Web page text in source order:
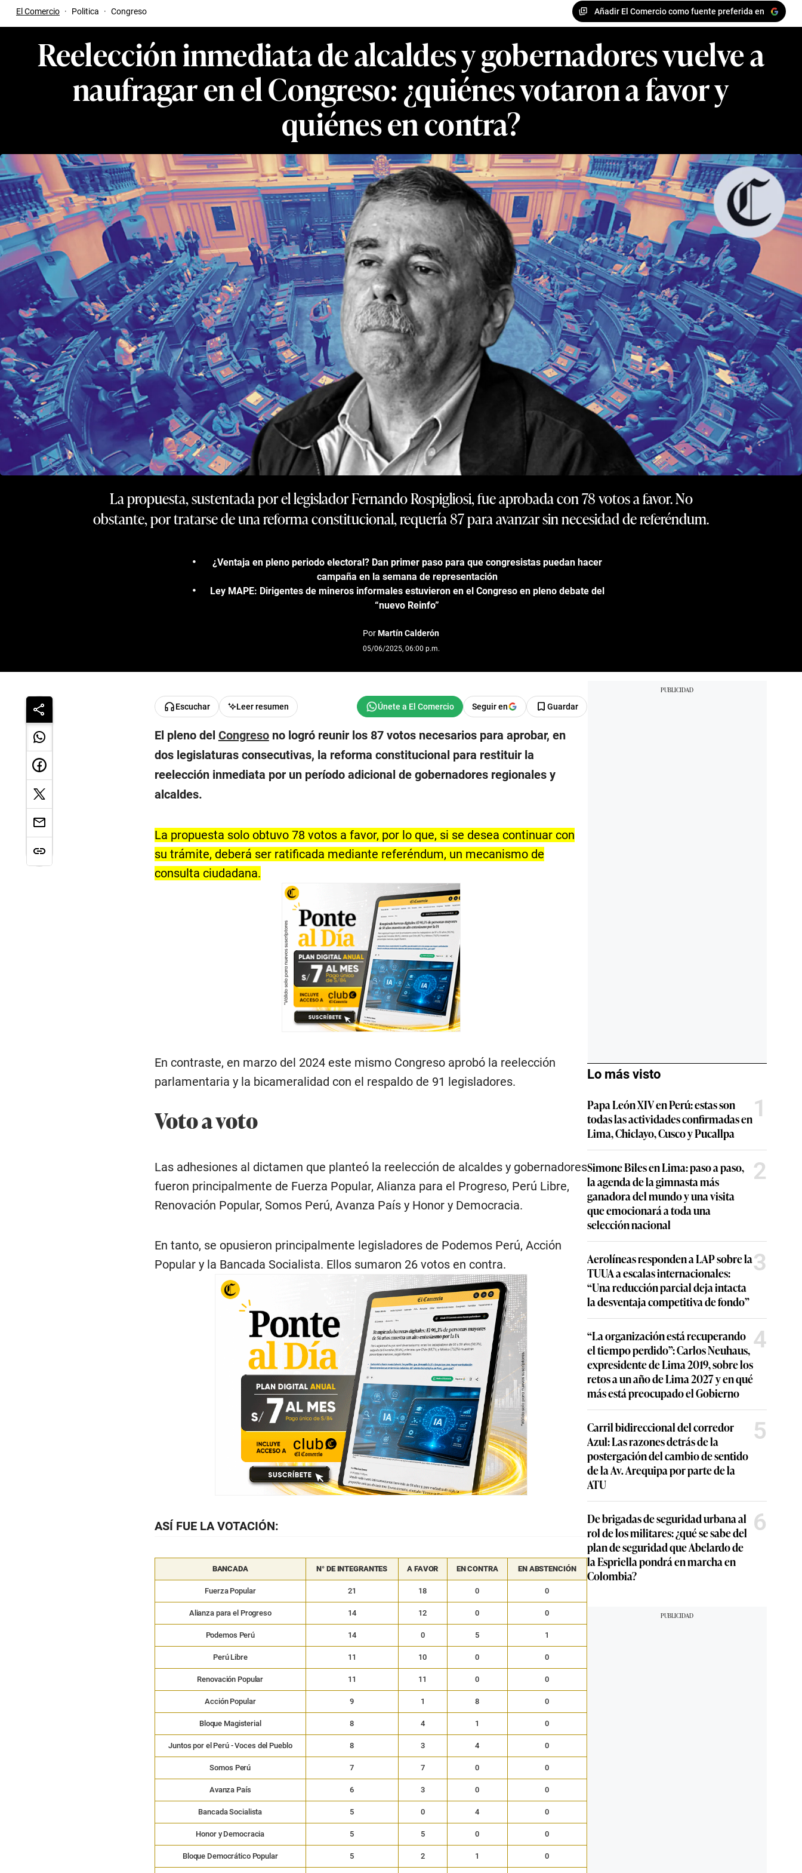
El Comercio · Politica · Congreso Añadir El Comercio como fuente preferida en
Reelección inmediata de alcaldes y gobernadores vuelve a
naufragar en el Congreso: ¿quiénes votaron a favor y
quiénes en contra?
La propuesta, sustentada por el legislador Fernando Rospigliosi, fue aprobada con 78 votos a favor. No
obstante, por tratarse de una reforma constitucional, requería 87 para avanzar sin necesidad de referéndum.
¿Ventaja en pleno periodo electoral? Dan primer paso para que congresistas puedan hacer
campaña en la semana de representación
Ley MAPE: Dirigentes de mineros informales estuvieron en el Congreso en pleno debate del
“nuevo Reinfo”
PorMartín Calderón
05/06/2025, 06:00 p.m.
Escuchar Leer resumen Seguir en Guardar
El pleno del Congresono logró reunir los 87 votos necesarios para aprobar, en
dos legislaturas consecutivas, la reforma constitucional para restituir la
reelección inmediata por un período adicional de gobernadores regionales y
alcaldes.
La propuesta solo obtuvo 78 votos a favor, por lo que, si se desea continuar con
su trámite, deberá ser ratificada mediante referéndum, un mecanismo de
consulta ciudadana.
En contraste, en marzo del 2024 este mismo Congreso aprobó la reelección
parlamentaria y la bicameralidad con el respaldo de 91 legisladores.
Voto a voto
Las adhesiones al dictamen que planteó la reelección de alcaldes y gobernadores
fueron principalmente de Fuerza Popular, Alianza para el Progreso, Perú Libre,
Renovación Popular, Somos Perú, Avanza País y Honor y Democracia.
En tanto, se opusieron principalmente legisladores de Podemos Perú, Acción
Popular y la Bancada Socialista. Ellos sumaron 26 votos en contra.
ASÍ FUE LA VOTACIÓN:
BANCADA N° DE INTEGRANTES A FAVOR EN CONTRA EN ABSTENCIÓN
Fuerza Popular 21 18 0 0
Alianza para el Progreso 14 12 0 0
Podemos Perú 14 0 5 1
Perú Libre 11 10 0 0
Renovación Popular 11 11 0 0
Acción Popular 9 1 8 0
Bloque Magisterial 8 4 1 0
Juntos por el Perú - Voces del Pueblo 8 3 4 0
Somos Perú 7 7 0 0
Avanza País 6 3 0 0
Bancada Socialista 5 0 4 0
Honor y Democracia 5 5 0 0
Bloque Democrático Popular 5 2 1 0
Lo más visto
Papa León XIV en Perú: estas son
todas las actividades confirmadas en
Lima, Chiclayo, Cusco y Pucallpa
1
Simone Biles en Lima: paso a paso,
la agenda de la gimnasta más
ganadora del mundo y una visita
que emocionará a toda una
selección nacional
2
Aerolíneas responden a LAP sobre la
TUUA a escalas internacionales:
“Una reducción parcial deja intacta
la desventaja competitiva de fondo”
3
“La organización está recuperando
el tiempo perdido”: Carlos Neuhaus,
expresidente de Lima 2019, sobre los
retos a un año de Lima 2027 y en qué
más está preocupado el Gobierno
4
Carril bidireccional del corredor
Azul: Las razones detrás de la
postergación del cambio de sentido
de la Av. Arequipa por parte de la
ATU
5
De brigadas de seguridad urbana al
rol de los militares: ¿qué se sabe del
plan de seguridad que Abelardo de
la Espriella pondrá en marcha en
Colombia?
6